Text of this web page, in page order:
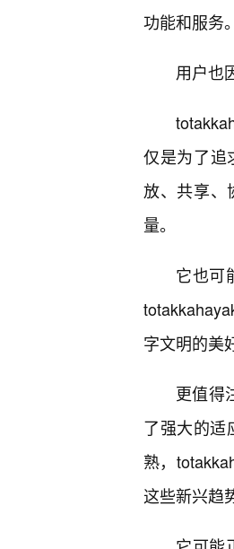
功能和服务。
用户也
仅是为了追
放、共享、
量。
它也可
字文明的美
更值得
了强大的适
熟，
这些新兴趋